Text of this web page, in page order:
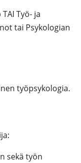
Työ- ja
tai Psykologian
työpsykologia.
sekä työn